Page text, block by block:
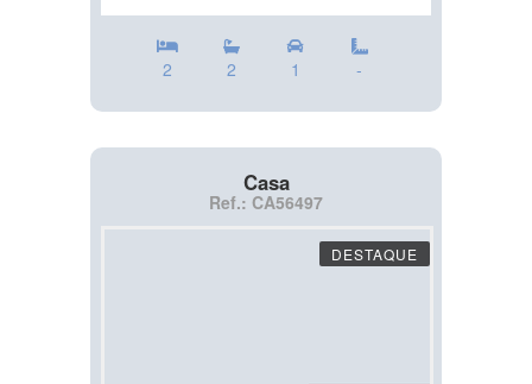
2 2 1 -
Casa
Ref.: CA56497
DESTAQUE